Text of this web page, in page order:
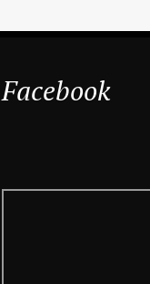
Facebook